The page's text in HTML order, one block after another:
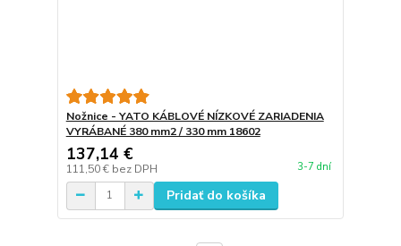
Nožnice - YATO KÁBLOVÉ NÍZKOVÉ ZARIADENIA
VYRÁBANÉ 380 mm2 / 330 mm 18602
137,14 €
111,50 € bez DPH 3-7 dní
Pridať do košíka